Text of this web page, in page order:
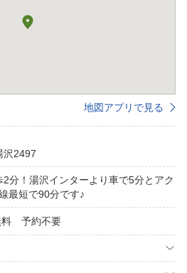
地図アプリで見る
沢2497
分！湯沢インターより車で5分とアク
最短で90分です♪
予約不要